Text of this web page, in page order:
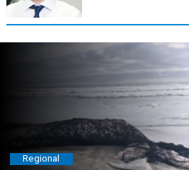
Regional